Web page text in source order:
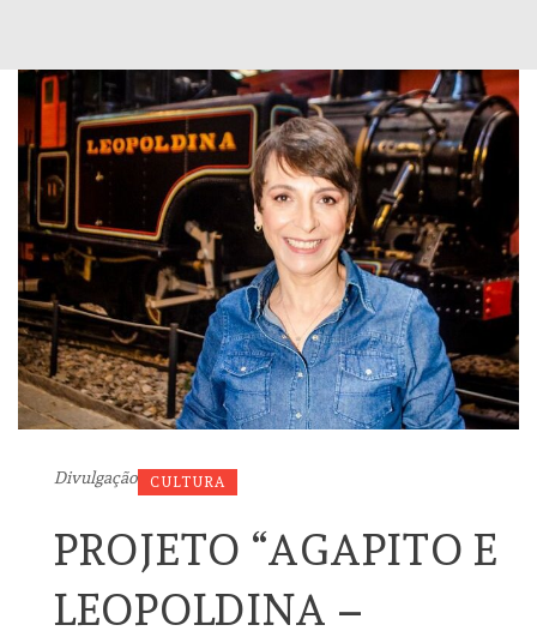
Divulgação CULTURA
PROJETO “AGAPITO E
LEOPOLDINA –